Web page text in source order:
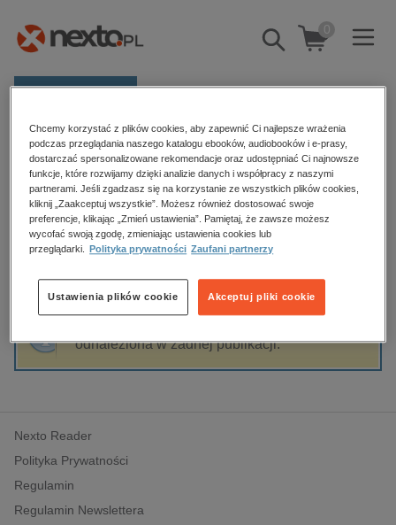
Pokaż/schowaj
wyszukiwarkę
0
Kategorie
Zobacz wszystkie E-prasa
budownictwo, aranżacja wnętrz
biznesowe, branżowe, gospodarka
dzienniki
edukacja
hobby, sport, rozrywka
komputery, internet, technologie, informatyka
polityka, społeczno-informacyjne
psychologiczne
inne
popularno-naukowe
Strona główna Andrzej Siemaszko
Andrzej Siemaszko
Sortowanie Filtrowanie
odnaleziona w żadnej publikacji.
Nexto Reader
Polityka Prywatności
Regulamin
Regulamin Newslettera
Chcemy korzystać z plików cookies, aby zapewnić Ci najlepsze wrażenia
podczas przeglądania naszego katalogu ebooków, audiobooków i e-prasy,
dostarczać spersonalizowane rekomendacje oraz udostępniać Ci najnowsze
funkcje, które rozwijamy dzięki analizie danych i współpracy z naszymi
partnerami. Jeśli zgadzasz się na korzystanie ze wszystkich plików cookies,
kliknij „Zaakceptuj wszystkie”. Możesz również dostosować swoje
preferencje, klikając „Zmień ustawienia”. Pamiętaj, że zawsze możesz
wycofać swoją zgodę, zmieniając ustawienia cookies lub
przeglądarki.
Polityka prywatności Zaufani partnerzy
Akceptuj pliki cookie
Ustawienia plików cookie